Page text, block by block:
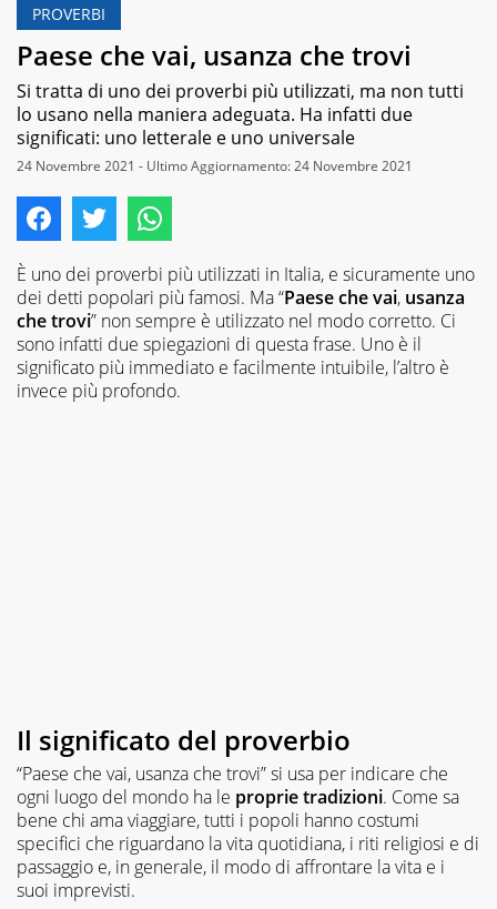
PROVERBI
Paese che vai, usanza che trovi
Si tratta di uno dei proverbi più utilizzati, ma non tutti
lo usano nella maniera adeguata. Ha infatti due
significati: uno letterale e uno universale
24 Novembre 2021 - Ultimo Aggiornamento: 24 Novembre 2021
È uno dei proverbi più utilizzati in Italia, e sicuramente uno
dei detti popolari più famosi. Ma “Paese che vai, usanza
che trovi” non sempre è utilizzato nel modo corretto. Ci
sono infatti due spiegazioni di questa frase. Uno è il
significato più immediato e facilmente intuibile, l’altro è
invece più profondo.
Il significato del proverbio
“Paese che vai, usanza che trovi” si usa per indicare che
ogni luogo del mondo ha le proprie tradizioni. Come sa
bene chi ama viaggiare, tutti i popoli hanno costumi
specifici che riguardano la vita quotidiana, i riti religiosi e di
passaggio e, in generale, il modo di affrontare la vita e i
suoi imprevisti.